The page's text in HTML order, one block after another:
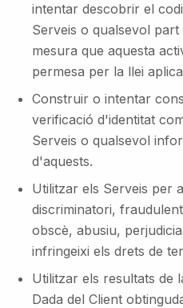
intentar descobrir el
Serveis o qualsevol
mesura que aquesta
permesa per la llei
Construir o intentar
verificació d'identitat
Serveis o qualsevol
d'aquests.
Utilitzar els Serveis per
discriminatori,
obscè, abusiu,
infringeixi els drets de
Utilitzar els resultats de
Dada del Client